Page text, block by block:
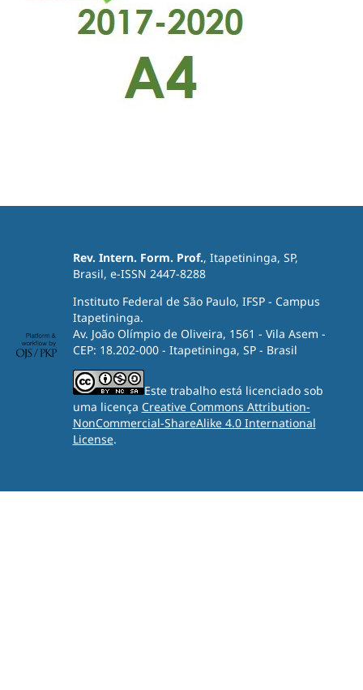
Rev. Intern. Form. Prof., Itapetininga, SP,
Brasil, e-ISSN 2447-8288
Instituto Federal de São Paulo, IFSP - Campus
Itapetininga.
Av. João Olímpio de Oliveira, 1561 - Vila Asem -
CEP: 18.202-000 - Itapetininga, SP - Brasil
Este trabalho está licenciado sob
uma licença Creative Commons Attribution-
NonCommercial-ShareAlike 4.0 International
License.